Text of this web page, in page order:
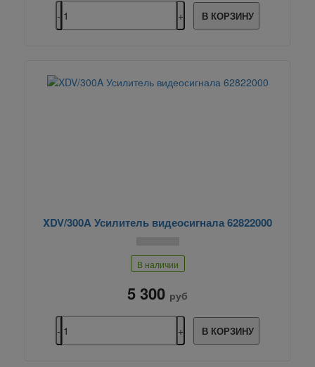
В КОРЗИНУ
XDV/300A Усилитель видеосигнала 62822000
В наличии
5 300 руб
В КОРЗИНУ